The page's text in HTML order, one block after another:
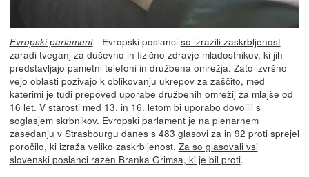
Evropski parlament- Evropski poslanci so izrazili zaskrbljenost
zaradi tveganj za duševno in fizično zdravje mladostnikov, ki jih
predstavljajo pametni telefoni in družbena omrežja. Zato izvršno
vejo oblasti pozivajo k oblikovanju ukrepov za zaščito, med
katerimi je tudi prepoved uporabe družbenih omrežij za mlajše od
16 let. V starosti med 13. in 16. letom bi uporabo dovolili s
soglasjem skrbnikov. Evropski parlament je na plenarnem
zasedanju v Strasbourgu danes s 483 glasovi za in 92 proti sprejel
poročilo, ki izraža veliko zaskrbljenost. Za so glasovali vsi
slovenski poslanci razen Branka Grimsa, ki je bil proti.